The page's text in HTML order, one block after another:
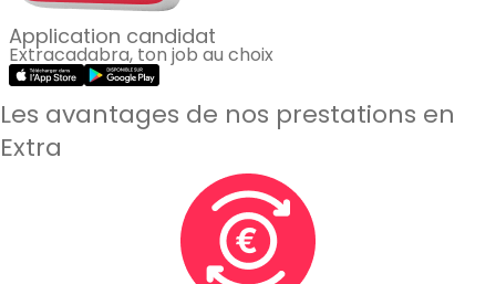
Application candidat
Extracadabra, ton job au choix
Les avantages de nos prestations en
Extra